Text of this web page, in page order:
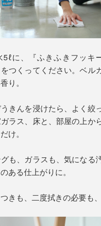
5ℓに、『ふきふきフッキ
をつくってください。ベル
り。
きんを浸けたら、よく絞
ラス、床と、部屋の上か
け。
も、ガラスも、気になる
ある仕上がりに。
きも、二度拭きの必要も、